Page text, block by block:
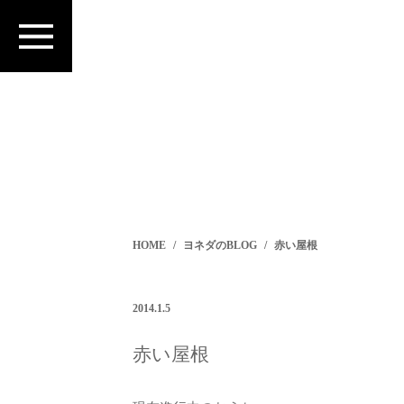
HOME ヨネダのBLOG 赤い屋根
2014.1.5
赤い屋根